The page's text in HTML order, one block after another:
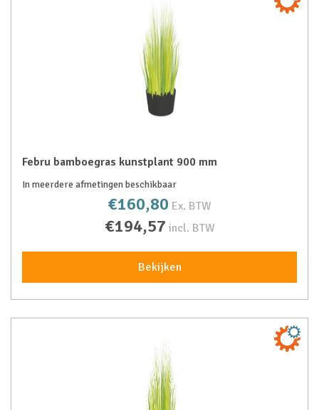
Febru bamboegras kunstplant 900 mm
In meerdere afmetingen beschikbaar
€160,80 Ex. BTW
€194,57 incl. BTW
Bekijken